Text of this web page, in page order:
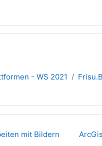
- WS 2021
mit Bildern